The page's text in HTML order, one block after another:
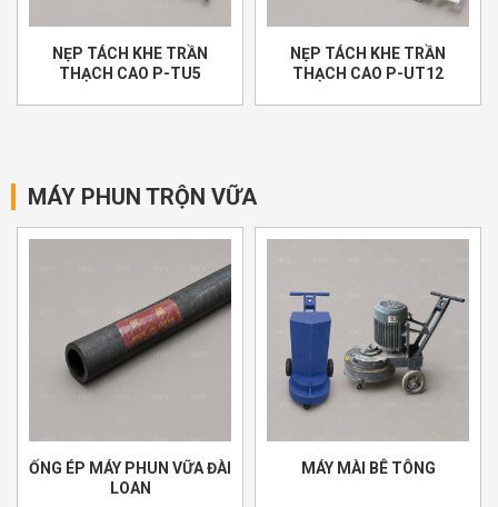
NẸP TÁCH KHE TRẦN
THẠCH CAO P-TU5
NẸP TÁCH KHE TRẦN
THẠCH CAO P-UT12
MÁY PHUN TRỘN VỮA
ỐNG ÉP MÁY PHUN VỮA ĐÀI
LOAN
MÁY MÀI BÊ TÔNG